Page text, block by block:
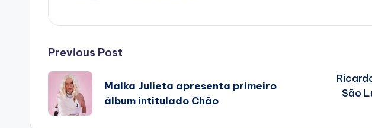
Post
navigation
Previous Post
Malka Julieta apresenta primeiro
álbum intitulado Chão
São